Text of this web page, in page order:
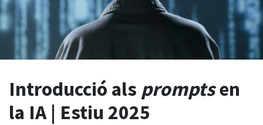
Introducció als promptsen
la IA | Estiu 2025